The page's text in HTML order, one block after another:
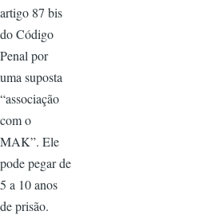
artigo 87 bis
do Código
Penal por
uma suposta
“associação
com o
MAK”. Ele
pode pegar de
5 a 10 anos
de prisão.